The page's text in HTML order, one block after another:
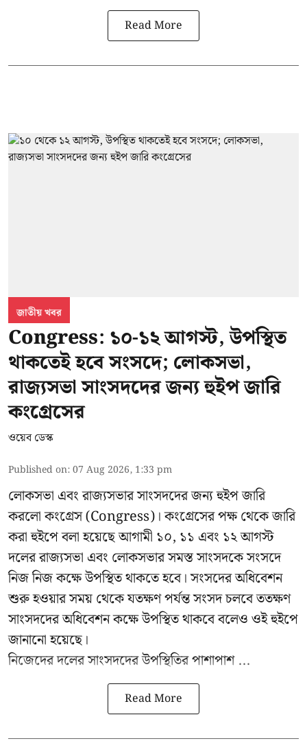
Read More
জাতীয় খবর
Congress: ১০-১২ আগস্ট, উপস্থিত
থাকতেই হবে সংসদে; লোকসভা,
রাজ্যসভা সাংসদদের জন্য হুইপ জারি
কংগ্রেসের
ওয়েব ডেস্ক
Published on:07 Aug 2026, 1:33 pm
লোকসভা এবং রাজ্যসভার সাংসদদের জন্য হুইপ জারি
করলো কংগ্রেস (Congress)। কংগ্রেসের পক্ষ থেকে জারি
করা হুইপে বলা হয়েছে আগামী ১০, ১১ এবং ১২ আগস্ট
দলের রাজ্যসভা এবং লোকসভার সমস্ত সাংসদকে সংসদে
নিজ নিজ কক্ষে উপস্থিত থাকতে হবে। সংসদের অধিবেশন
শুরু হওয়ার সময় থেকে যতক্ষণ পর্যন্ত সংসদ চলবে ততক্ষণ
সাংসদদের অধিবেশন কক্ষে উপস্থিত থাকবে বলেও ওই হুইপে
জানানো হয়েছে।
নিজেদের দলের সাংসদদের উপস্থিতির পাশাপাশ ...
Read More